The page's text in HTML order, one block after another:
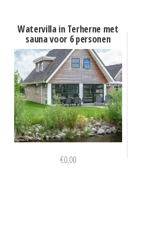
Watervilla in Terherne met
sauna voor 6 personen
€0,00